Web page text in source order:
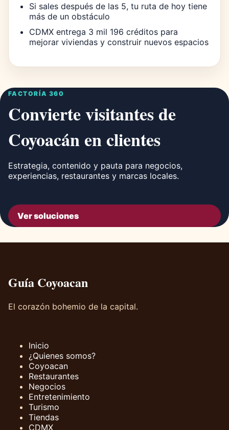
Si sales después de las 5, tu ruta de hoy tiene
más de un obstáculo
CDMX entrega 3 mil 196 créditos para
mejorar viviendas y construir nuevos espacios
FACTORÍA 360
Convierte visitantes de
Coyoacán en clientes
Estrategia, contenido y pauta para negocios,
experiencias, restaurantes y marcas locales.
Ver soluciones
Guía Coyoacan
El corazón bohemio de la capital.
Inicio
¿Quienes somos?
Coyoacan
Restaurantes
Negocios
Entretenimiento
Turismo
Tiendas
CDMX